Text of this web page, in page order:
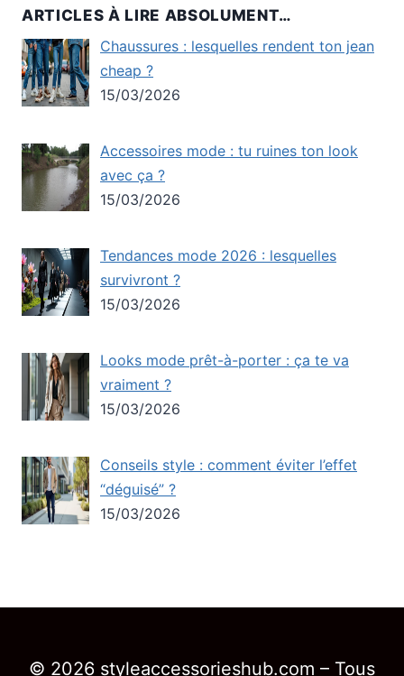
ARTICLES À LIRE ABSOLUMENT…
Chaussures : lesquelles rendent ton jean
cheap ?
15/03/2026
Accessoires mode : tu ruines ton look
avec ça ?
15/03/2026
Tendances mode 2026 : lesquelles
survivront ?
15/03/2026
Looks mode prêt-à-porter : ça te va
vraiment ?
15/03/2026
Conseils style : comment éviter l’effet
“déguisé” ?
15/03/2026
© 2026 styleaccessorieshub.com – Tous